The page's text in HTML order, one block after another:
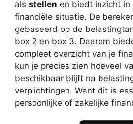
als stellen en biedt inzicht in
financiële situatie. De
gebaseerd op de
box 2 en box 3. Daarom
compleet overzicht van je
kun je precies zien hoeveel
beschikbaar blijft na
verplichtingen. Want dit is
persoonlijke of zakelijke